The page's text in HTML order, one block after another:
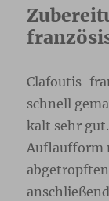
Clafoutis-
schnell
kalt sehr
Auflaufform